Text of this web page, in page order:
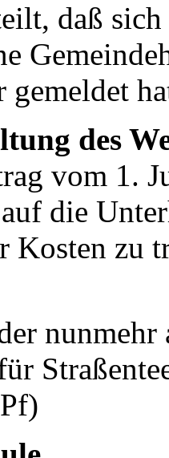
daß
gemeldet
des
vom 1.
die
Kosten zu